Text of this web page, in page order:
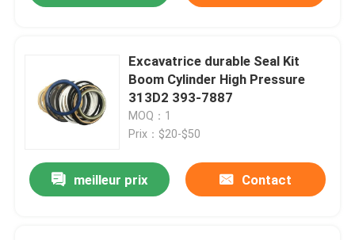
Excavatrice durable Seal Kit
Boom Cylinder High Pressure
313D2 393-7887
MOQ：1
Prix：$20-$50
meilleur prix Contact